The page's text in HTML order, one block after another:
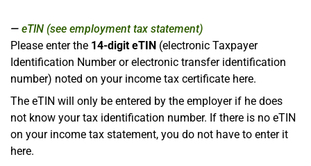
eTIN (see employment tax statement)
Please enter the 14-digit eTIN (electronic Taxpayer
Identification Number or electronic transfer identification
number) noted on your income tax certificate here.
The eTIN will only be entered by the employer if he does
not know your tax identification number. If there is no eTIN
on your income tax statement, you do not have to enter it
here.